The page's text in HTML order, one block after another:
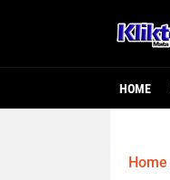
HOME
Home